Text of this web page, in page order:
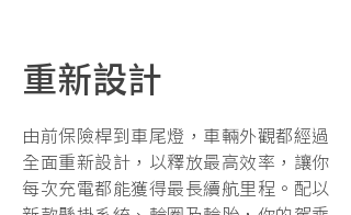
重新設計
由前保險桿到車尾燈，車輛外觀都經過
全面重新設計，以釋放最高效率，讓你
每次充電都能獲得最長續航里程。配以